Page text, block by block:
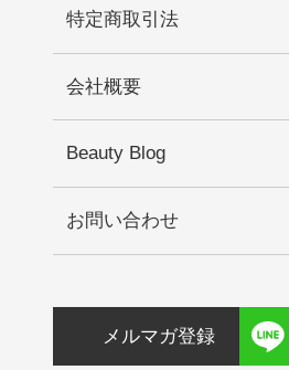
特定商取引法
会社概要
Beauty Blog
お問い合わせ
メルマガ登録